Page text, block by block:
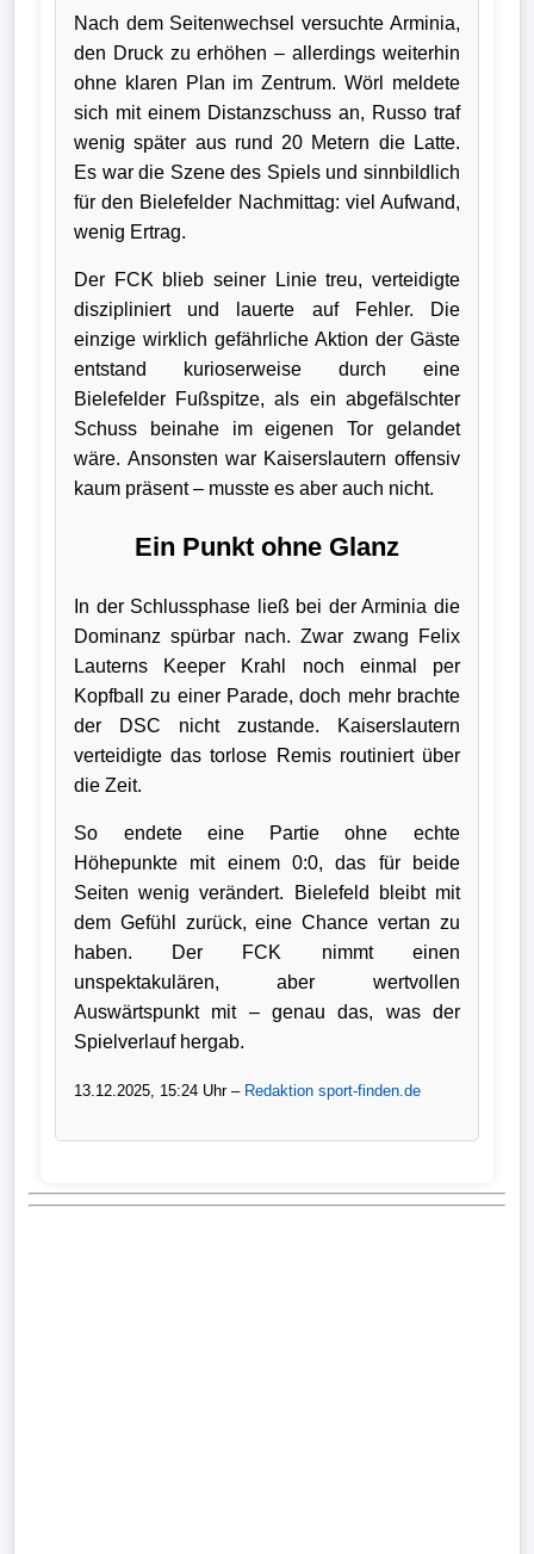
Flutlichtbarde
Nach dem Seitenwechsel versuchte Arminia,
den Druck zu erhöhen – allerdings weiterhin
ohne klaren Plan im Zentrum. Wörl meldete
sich mit einem Distanzschuss an, Russo traf
wenig später aus rund 20 Metern die Latte.
Es war die Szene des Spiels und sinnbildlich
für den Bielefelder Nachmittag: viel Aufwand,
wenig Ertrag.
Der FCK blieb seiner Linie treu, verteidigte
diszipliniert und lauerte auf Fehler. Die
einzige wirklich gefährliche Aktion der Gäste
entstand kurioserweise durch eine
Bielefelder Fußspitze, als ein abgefälschter
Schuss beinahe im eigenen Tor gelandet
wäre. Ansonsten war Kaiserslautern offensiv
kaum präsent – musste es aber auch nicht.
Ein Punkt ohne Glanz
In der Schlussphase ließ bei der Arminia die
Dominanz spürbar nach. Zwar zwang Felix
Lauterns Keeper Krahl noch einmal per
Kopfball zu einer Parade, doch mehr brachte
der DSC nicht zustande. Kaiserslautern
verteidigte das torlose Remis routiniert über
die Zeit.
So endete eine Partie ohne echte
Höhepunkte mit einem 0:0, das für beide
Seiten wenig verändert. Bielefeld bleibt mit
dem Gefühl zurück, eine Chance vertan zu
haben. Der FCK nimmt einen
unspektakulären, aber wertvollen
Auswärtspunkt mit – genau das, was der
Spielverlauf hergab.
13.12.2025, 15:24 Uhr – Redaktion sport-finden.de